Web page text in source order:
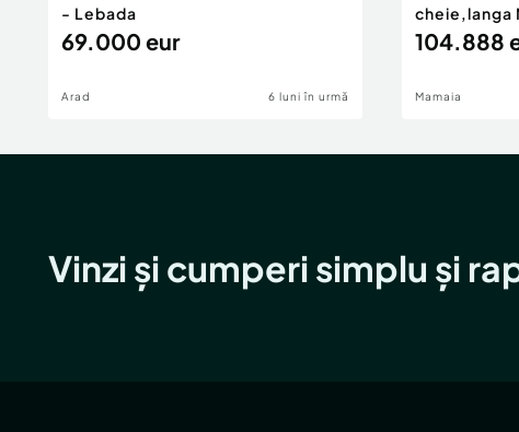
- Lebada
69.000 eur
Arad 6 luni în urmă
cheie,langa
104.888
Mamaia
Vinzi și cumperi simplu și